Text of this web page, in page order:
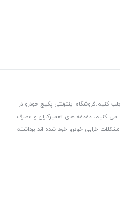
کنیم.فروشگاه اینترنتی پکیج خودرو در
کنیم، دغدغه های تعمیرکاران و مصرف
خرابی خودرو خود شده اند برداشته